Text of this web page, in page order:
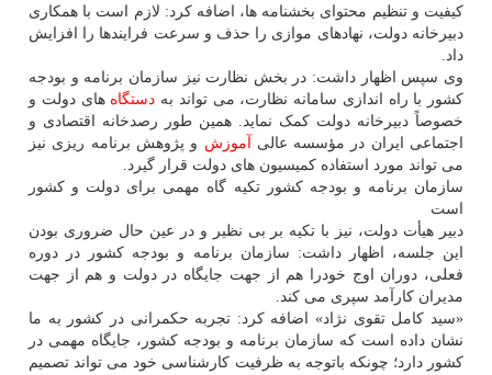
کیفیت و تنظیم محتوای بخشنامه ها، اضافه کرد: لازم است با همکاری
دبیرخانه دولت، نهادهای موازی را حذف و سرعت فرایندها را افزایش
داد.
وی سپس اظهار داشت: در بخش نظارت نیز سازمان برنامه و بودجه
کشور با راه اندازی سامانه نظارت، می تواند به دستگاه های دولت و
خصوصاً دبیرخانه دولت کمک نماید. همین طور رصدخانه اقتصادی و
اجتماعی ایران در مؤسسه عالی
آموزش و پژوهش برنامه ریزی نیز
می تواند مورد استفاده کمیسیون های دولت قرار گیرد.
سازمان برنامه و بودجه کشور تکیه گاه مهمی برای دولت و کشور
است
دبیر هیأت دولت، نیز با تکیه بر بی نظیر و در عین حال ضروری بودن
این جلسه، اظهار داشت: سازمان برنامه و بودجه کشور در دوره
فعلی، دوران اوج خودرا هم از جهت جایگاه در دولت و هم از جهت
مدیران کارآمد سپری می کند.
«سید کامل تقوی نژاد» اضافه کرد: تجربه حکمرانی در کشور به ما
نشان داده است که سازمان برنامه و بودجه کشور، جایگاه مهمی در
کشور دارد؛ چونکه باتوجه به ظرفیت کارشناسی خود می تواند تصمیم